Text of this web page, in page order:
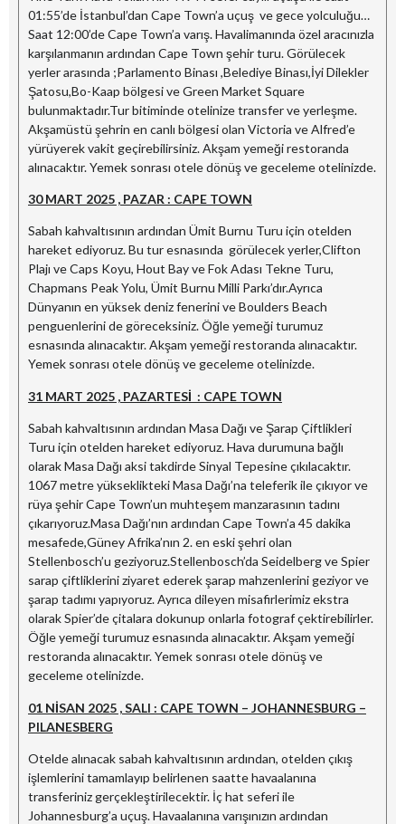
01:55’de İstanbul’dan Cape Town’a uçuş ve gece yolculuğu…
Saat 12:00’de Cape Town’a varış. Havalimanında özel aracınızla
karşılanmanın ardından Cape Town şehir turu. Görülecek
yerler arasında ;Parlamento Binası ,Belediye Binası,İyi Dilekler
Şatosu,Bo-Kaap bölgesi ve Green Market Square
bulunmaktadır.Tur bitiminde otelinize transfer ve yerleşme.
Akşamüstü şehrin en canlı bölgesi olan Victoria ve Alfred’e
yürüyerek vakit geçirebilirsiniz. Akşam yemeği restoranda
alınacaktır. Yemek sonrası otele dönüş ve geceleme otelinizde.
30 MART 2025 , PAZAR : CAPE TOWN
Sabah kahvaltısının ardından Ümit Burnu Turu için otelden
hareket ediyoruz. Bu tur esnasında görülecek yerler,Clifton
Plajı ve Caps Koyu, Hout Bay ve Fok Adası Tekne Turu,
Chapmans Peak Yolu, Ümit Burnu Milli Parkı’dır.Ayrıca
Dünyanın en yüksek deniz fenerini ve Boulders Beach
penguenlerini de göreceksiniz. Öğle yemeği turumuz
esnasında alınacaktır. Akşam yemeği restoranda alınacaktır.
Yemek sonrası otele dönüş ve geceleme otelinizde.
31 MART 2025 , PAZARTESİ : CAPE TOWN
Sabah kahvaltısının ardından Masa Dağı ve Şarap Çiftlikleri
Turu için otelden hareket ediyoruz. Hava durumuna bağlı
olarak Masa Dağı aksi takdirde Sinyal Tepesine çıkılacaktır.
1067 metre yükseklikteki Masa Dağı’na teleferik ile çıkıyor ve
rüya şehir Cape Town’un muhteşem manzarasının tadını
çıkarıyoruz.Masa Dağı’nın ardından Cape Town’a 45 dakika
mesafede,Güney Afrika’nın 2. en eski şehri olan
Stellenbosch’u geziyoruz.Stellenbosch’da Seidelberg ve Spier
sarap çiftliklerini ziyaret ederek şarap mahzenlerini geziyor ve
şarap tadımı yapıyoruz. Ayrıca dileyen misafirlerimiz ekstra
olarak Spier’de çitalara dokunup onlarla fotograf çektirebilirler.
Öğle yemeği turumuz esnasında alınacaktır. Akşam yemeği
restoranda alınacaktır. Yemek sonrası otele dönüş ve
geceleme otelinizde.
01 NİSAN 2025 , SALI : CAPE TOWN – JOHANNESBURG –
PILANESBERG
Otelde alınacak sabah kahvaltısının ardından, otelden çıkış
işlemlerini tamamlayıp belirlenen saatte havaalanına
transferiniz gerçekleştirilecektir. İç hat seferi ile
Johannesburg’a uçuş. Havaalanına varışınızın ardından